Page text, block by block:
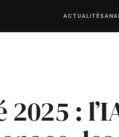
ACTUALITÉS
: